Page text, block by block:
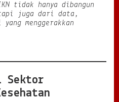
tidak hanya dibangun
juga dari data,
menggerakkan
Sektor